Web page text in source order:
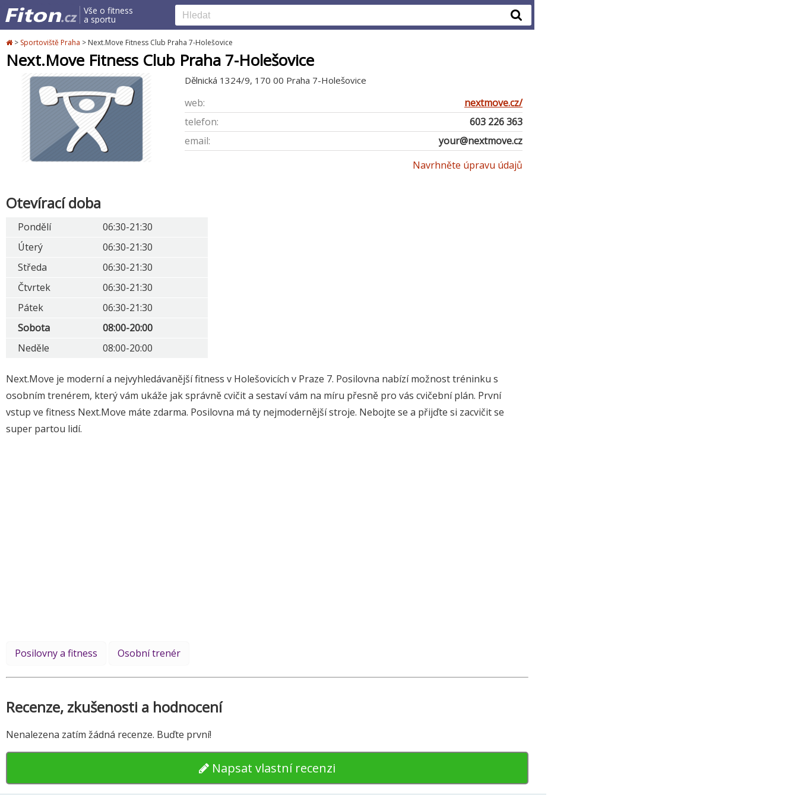
Vše o fitness
a sportu
> Sportoviště Praha > Next.Move Fitness Club Praha 7-Holešovice
Next.Move Fitness Club Praha 7-Holešovice
Dělnická 1324/9, 170 00 Praha 7-Holešovice
web:
nextmove.cz/
telefon:
603 226 363
email:
your@nextmove.cz
Navrhněte úpravu údajů
Otevírací doba
Pondělí
06:30-21:30
Úterý
06:30-21:30
Středa
06:30-21:30
Čtvrtek
06:30-21:30
Pátek
06:30-21:30
Sobota
08:00-20:00
Neděle
08:00-20:00
Next.Move je moderní a nejvyhledávanější fitness v Holešovicích v Praze 7. Posilovna nabízí možnost tréninku s
osobním trenérem, který vám ukáže jak správně cvičit a sestaví vám na míru přesně pro vás cvičební plán. První
vstup ve fitness Next.Move máte zdarma. Posilovna má ty nejmodernější stroje. Nebojte se a přijďte si zacvičit se
super partou lidí.
Posilovny a fitness Osobní trenér
Recenze, zkušenosti a hodnocení
Nenalezena zatím žádná recenze. Buďte první!
Napsat vlastní recenzi